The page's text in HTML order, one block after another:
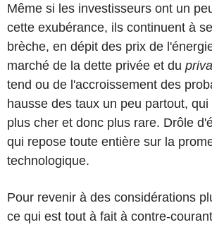
Même si les investisseurs ont un
cette exubérance, ils continuent à
brèche, en dépit des prix de
marché de la dette privée et du
tend ou de l'accroissement des
hausse des taux un peu partout,
plus cher et donc plus rare. Drôle
qui repose toute entière sur la
technologique.
Pour revenir à des considérations
ce qui est tout à fait à contre-